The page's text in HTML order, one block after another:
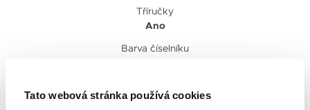
Tato webová stránka používá cookies
Tříručky
Ano
Barva číselníku
Překlápěcí